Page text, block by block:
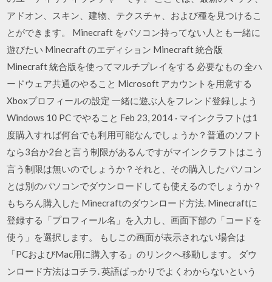
アドオン、スキン、建物、テクスチャ、および種を見つけるこ
とができます。 Minecraft をパソコン持ってない人とも一緒に
遊びたい Minecraft のエディション Minecraft 統合版
Minecraft 統合版を使ってマルチプレイをする 必要なもの 全ハ
ードウェア共通のやること Microsoft アカウントを用意する
Xboxプロフィールの設定 一緒に遊ぶ人をフレンド登録しよう
Windows 10 PC でやること Feb 23, 2014 · マインクラフトは1
度購入すれば何台でも利用可能なんでしょうか？普通のソフト
なら3台か2台と言う制限があるんですがマインクラフトはこう
言う制限は無いのでしょうか？それと、その購入したパソコン
とは別のパソコンでダウンロードしても使えるのでしょうか？
もちろん購入した Minecraftのダウンロード方法. Minecraftに
登録する「プロフィール名」を入力し、画面下部の「コードを
使う」を選択します。 もしこの画面が表示されない場合は
「PCおよびMac用に購入する」のリンクへ移動します。 ダウ
ンロード方法はコチラ. 英語ばっかりでよくわからないという